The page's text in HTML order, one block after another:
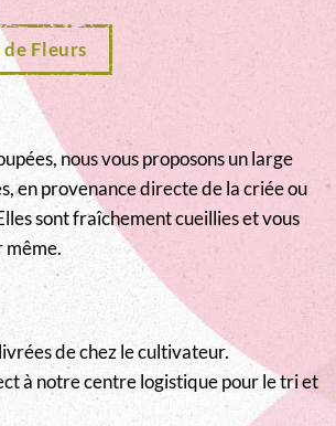
Fleurs
nous vous proposons un large
en provenance directe de la criée ou
sont fraîchement cueillies et vous
même.
de chez le cultivateur.
à notre centre logistique pour le tri et